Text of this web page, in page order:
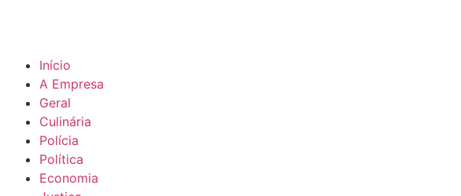
Início
A Empresa
Geral
Culinária
Polícia
Política
Economia